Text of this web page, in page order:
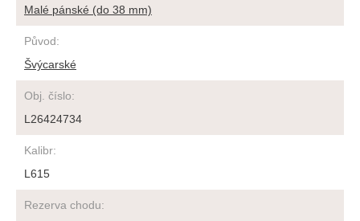
Malé pánské (do 38 mm)
Původ:
Švýcarské
Obj. číslo:
L26424734
Kalibr:
L615
Rezerva chodu: